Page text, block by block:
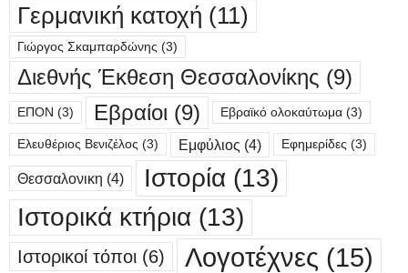
Γερμανική κατοχή (11)
Γιώργος Σκαμπαρδώνης (3)
Διεθνής Έκθεση Θεσσαλονίκης (9)
ΕΠΟΝ (3) Εβραίοι (9) Εβραϊκό ολοκαύτωμα (3)
Ελευθέριος Βενιζέλος (3) Εμφύλιος (4) Εφημερίδες (3)
Θεσσαλονικη (4) Ιστορία (13)
Ιστορικά κτήρια (13)
Ιστορικοί τόποι (6) Λογοτέχνες (15)